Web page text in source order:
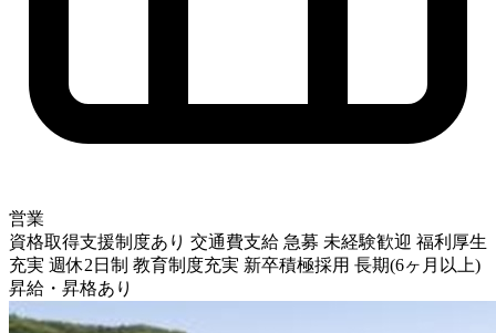
営業
資格取得支援制度あり 交通費支給 急募 未経験歓迎 福利厚生
充実 週休2日制 教育制度充実 新卒積極採用 長期(6ヶ月以上)
昇給・昇格あり